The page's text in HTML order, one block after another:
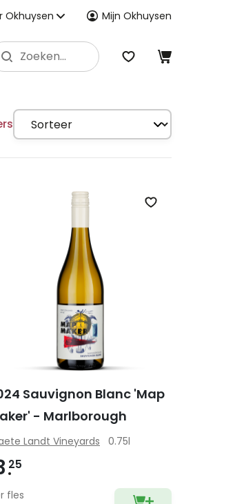
Okhuysen Mijn Okhuysen
Zet op
Sauvignon Blanc 'Map
- Marlborough
Landt Vineyards 0.75l
25
fles